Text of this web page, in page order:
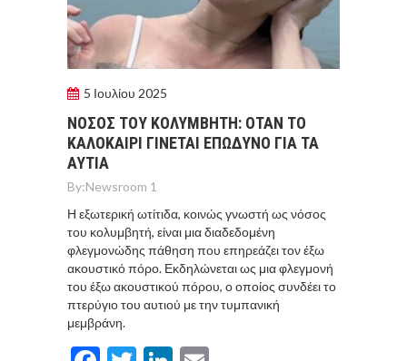
5 Ιουλίου 2025
ΝΟΣΟΣ ΤΟΥ ΚΟΛΥΜΒΗΤΗ: ΟΤΑΝ ΤΟ
ΚΑΛΟΚΑΙΡΙ ΓΙΝΕΤΑΙ ΕΠΩΔΥΝΟ ΓΙΑ ΤΑ
ΑΥΤΙΑ
By:Newsroom 1
Η εξωτερική ωτίτιδα, κοινώς γνωστή ως νόσος
του κολυμβητή, είναι μια διαδεδομένη
φλεγμονώδης πάθηση που επηρεάζει τον έξω
ακουστικό πόρο. Εκδηλώνεται ως μια φλεγμονή
του έξω ακουστικού πόρου, ο οποίος συνδέει το
πτερύγιο του αυτιού με την τυμπανική
μεμβράνη.